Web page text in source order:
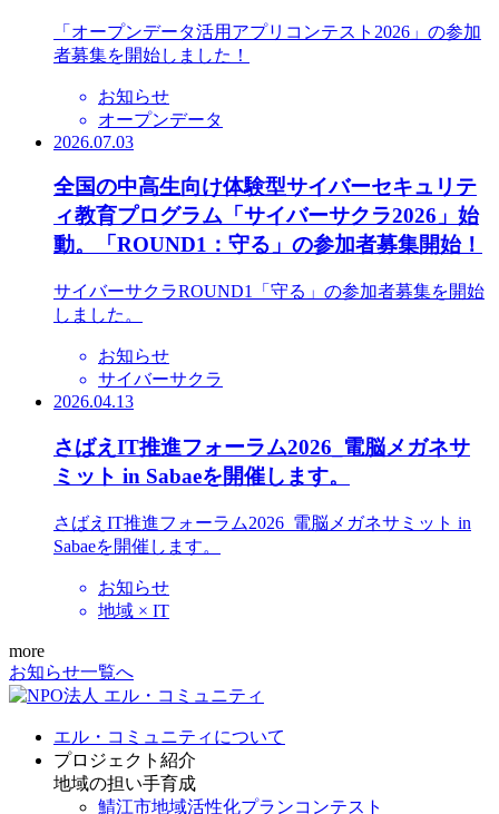
「オープンデータ活用アプリコンテスト2026」の参加
者募集を開始しました！
お知らせ
オープンデータ
2026.07.03
全国の中高生向け体験型サイバーセキュリテ
ィ教育プログラム「サイバーサクラ2026」始
動。「ROUND1：守る」の参加者募集開始！
サイバーサクラROUND1「守る」の参加者募集を開始
しました。
お知らせ
サイバーサクラ
2026.04.13
さばえIT推進フォーラム2026_電脳メガネサ
ミット in Sabaeを開催します。
さばえIT推進フォーラム2026_電脳メガネサミット in
Sabaeを開催します。
お知らせ
地域 × IT
more
お知らせ一覧へ
エル・コミュニティについて
プロジェクト紹介
地域の担い手育成
鯖江市地域活性化プランコンテスト